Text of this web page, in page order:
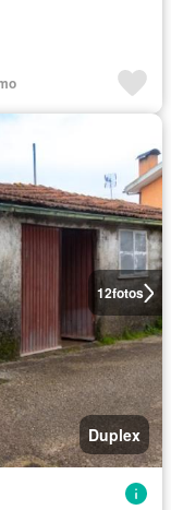
12fotos
Duplex